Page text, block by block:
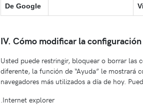
De Google
IV. Cómo modificar la
Usted puede restringir, bloquear o borrar las
diferente, la función de “Ayuda” le mostrará
navegadores más utilizados a día de hoy.
.Internet explorer